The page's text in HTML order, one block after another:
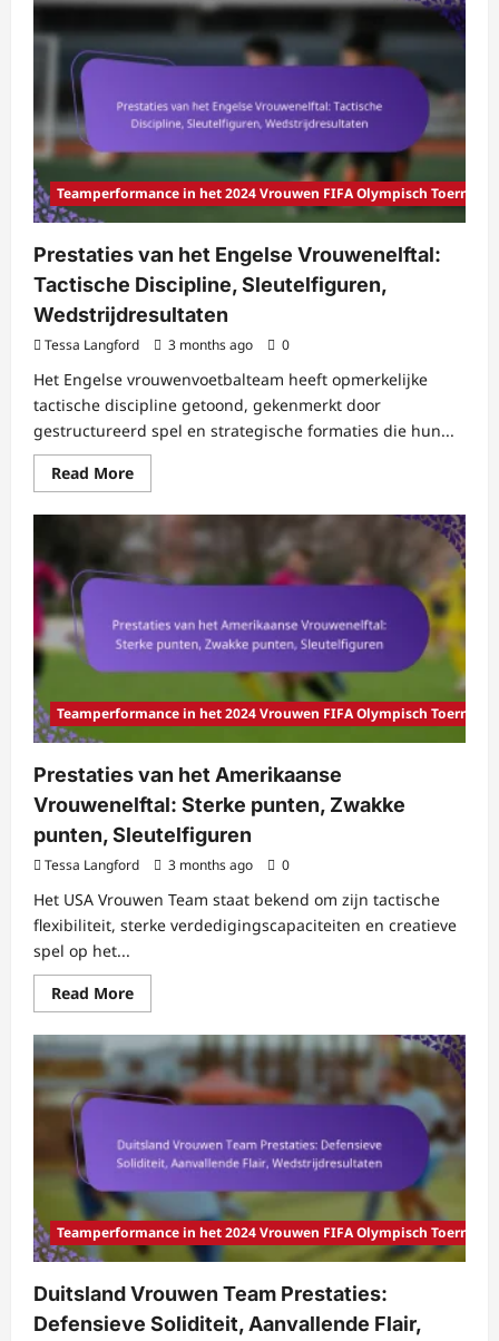
van
het
Vrouwenelftal:
Sleutelmomenten,
Bijdragen
Spelers
Teamperformance in het 2024 Vrouwen FIFA Olympisch Toernooi
Prestaties van het Engelse Vrouwenelftal:
Tactische Discipline, Sleutelfiguren,
Wedstrijdresultaten
Tessa Langford 3 months ago 0
Het Engelse vrouwenvoetbalteam heeft opmerkelijke
tactische discipline getoond, gekenmerkt door
gestructureerd spel en strategische formaties die hun...
Read MoreRead
more
Prestaties
van
het
Engelse
Vrouwenelftal:
Sleutelfiguren,
Wedstrijdresultaten
Teamperformance in het 2024 Vrouwen FIFA Olympisch Toernooi
Prestaties van het Amerikaanse
Vrouwenelftal: Sterke punten, Zwakke
punten, Sleutelfiguren
Tessa Langford 3 months ago 0
Het USA Vrouwen Team staat bekend om zijn tactische
flexibiliteit, sterke verdedigingscapaciteiten en creatieve
spel op het...
Read MoreRead
more
Prestaties
van
het
Amerikaanse
Vrouwenelftal:
Zwakke
punten,
Teamperformance in het 2024 Vrouwen FIFA Olympisch Toernooi
Duitsland Vrouwen Team Prestaties:
Defensieve Soliditeit, Aanvallende Flair,